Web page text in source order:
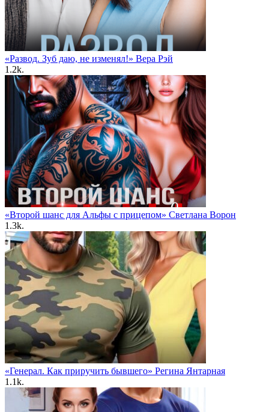
«Развод. Зуб даю, не изменял!» Вера Рэй
1.2k.
«Второй шанс для Альфы с прицепом» Светлана Ворон
1.3k.
«Генерал. Как приручить бывшего» Регина Янтарная
1.1k.